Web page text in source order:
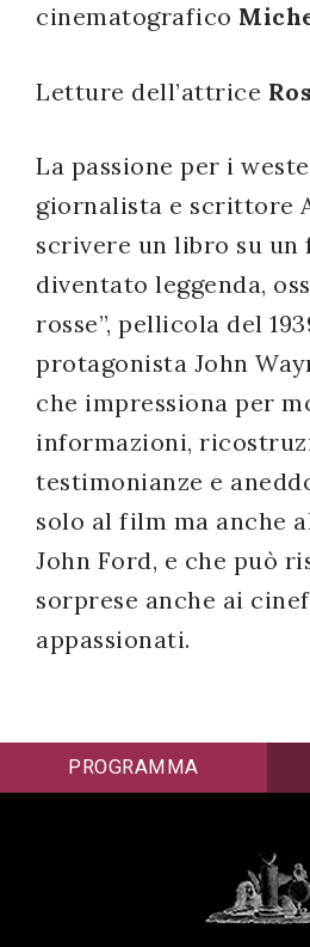
cinematografico
Letture dell’attrice
La passione per i
giornalista e scrittore
scrivere un libro su un
diventato leggenda,
rosse”, pellicola del
protagonista John
che impressiona per
informazioni,
testimonianze e
solo al film ma anche
John Ford, e che può
sorprese anche ai
appassionati.
successo!
PROGRAMMA